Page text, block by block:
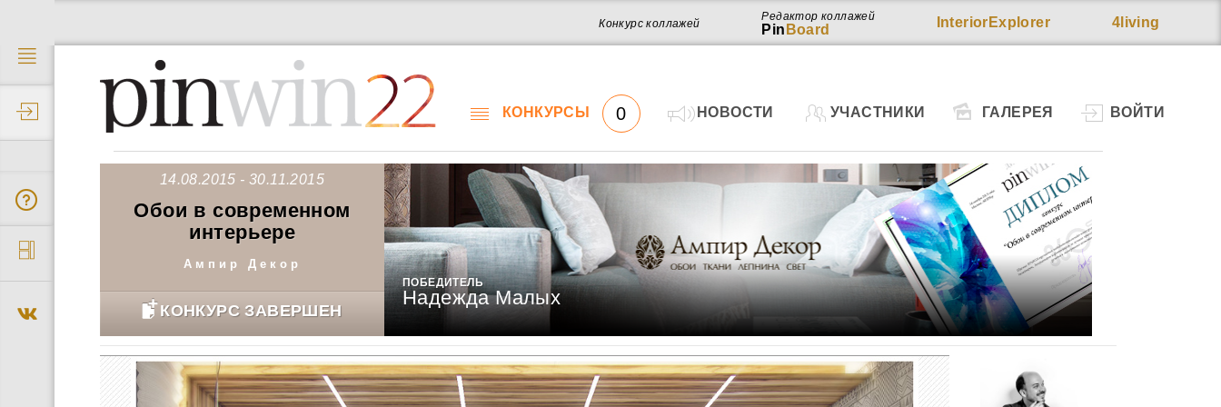
4living
InteriorExplorer
Редактор коллажей
Pin Board
Конкурс коллажей
22 КОНКУРСЫ 0 НОВОСТИ УЧАСТНИКИ ГАЛЕРЕЯ ВОЙТИ
14.08.2015 - 30.11.2015
Обои в современном
интерьере
Ампир Декор
КОНКУРС ЗАВЕРШЕН
ПОБЕДИТЕЛЬ
Надежда Малых
Работ